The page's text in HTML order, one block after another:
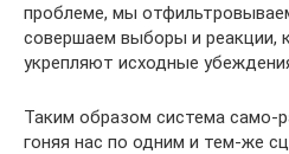
проблеме, мы
совершаем выборы и
укрепляют исходные
Таким образом система само-
гоняя нас по одним и тем-же